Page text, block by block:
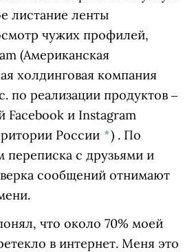
листание ленты
чужих профилей,
(Американская
холдинговая компания
по реализации продуктов ‒
Facebook и Instagram
России *) . По
переписка с друзьями и
сообщений отнимают
что около 70% моей
в интернет. Меня это